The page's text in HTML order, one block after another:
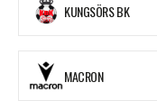
KUNGSÖRS BK
MACRON